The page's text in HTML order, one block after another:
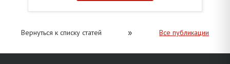
Вернуться к списку статей » Все публикации